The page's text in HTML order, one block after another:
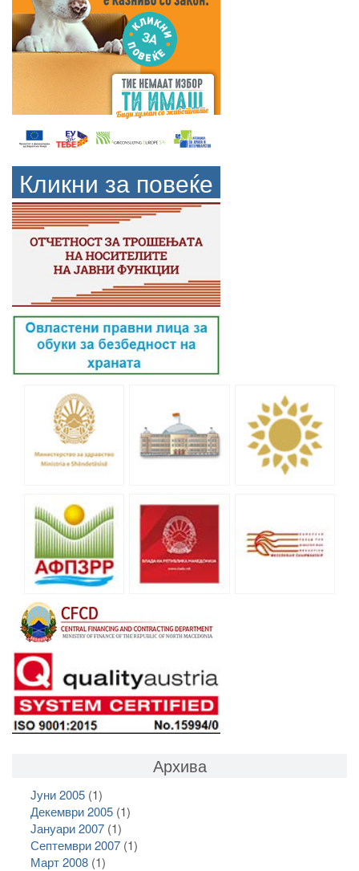
Кликни за повеќе
Архива
Јуни 2005(1)
Декември 2005(1)
Јануари 2007(1)
Септември 2007(1)
Март 2008(1)